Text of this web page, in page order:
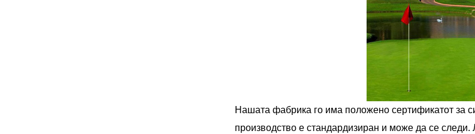
Нашата фабрика го има положено сертификатот за
производство е стандардизиран и може да се